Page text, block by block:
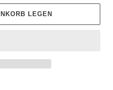
LEGEN